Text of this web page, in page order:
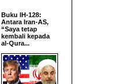
Buku IH-128:
Antara Iran-AS,
“Saya tetap
kembali kepada
al-Qura...